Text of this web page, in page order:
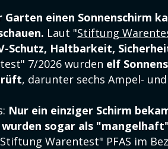
einen Sonnenschirm
Laut "Stiftung
Schutz, Haltbarkeit,
7/2026 wurden elf
, darunter sechs Ampel-
Nur ein einziger Schirm
sogar als
Warentest" PFAS im